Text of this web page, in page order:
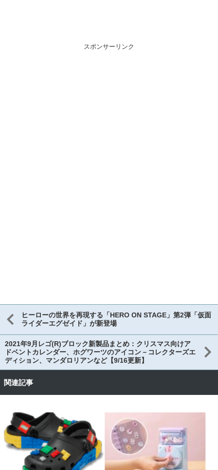
スポンサーリンク
ヒーローの世界を再現する「HERO ON STAGE」第2弾「仮面
ライダーエグゼイド」が新登場
2021年9月レゴ(R)ブロック新製品まとめ：クリスマス向けア
ドベントカレンダー、ホグワーツのアイコン－コレクターズエ
ディション、マンダロリアンなど【9/16更新】
関連記事